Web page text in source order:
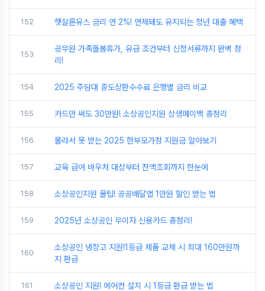
152 햇살론유스 금리 연 2%! 연체돼도 유지되는 청년 대출 혜택
153
공무원 가족돌봄휴가, 유급 조건부터 신청서류까지 완벽 정
리!
154 2025 주담대 중도상환수수료 은행별 금리 비교
155 카드만 써도 30만원! 소상공인지원 상생페이백 총정리
156 몰라서 못 받는 2025 한부모가정 지원금 알아보기
157 교육 급여 바우처 대상부터 잔액조회까지 한눈에
158 소상공인지원 꿀팁! 공공배달앱 1만원 할인 받는 법
159 2025년 소상공인 무이자 신용카드 총정리!
160
소상공인 냉장고 지원!1등급 제품 교체 시 최대 160만원까
지 환급
161 소상공인 지원! 에어컨 설치 시 1등급 환급 받는 법